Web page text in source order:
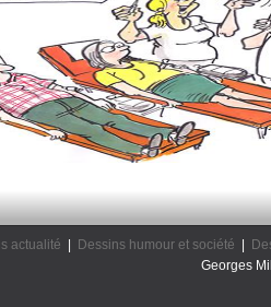
actualité Dessins humour et société
Georges